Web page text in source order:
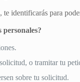
identificarás para
o tramitar tu
sobre tu solicitud.